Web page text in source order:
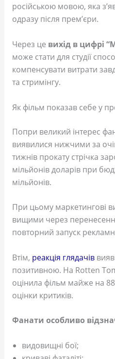
російською мовою, яка
одразу після прем’єри.
Через це вихід в цифрі
може стати для студії
компенсувати витрати
та стримінгу.
Як фільм показав себе у
Попри великий інтерес
виявилися нижчими за
тижнів прокату стрічка
мільйонів доларів при
мільйонів.
При цьому маркетингові
вищими через
повторний запуск
Втім, реакція глядачів
позитивною. На Rotten
оцінила фільм майже на
оцінки критиків.
Фанати особливо
видовищні бої;